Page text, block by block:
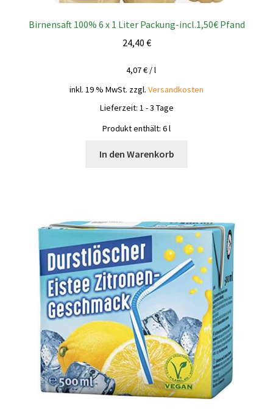
Birnensaft 100% 6 x 1 Liter Packung-incl.1,50€ Pfand
24,40 €
4,07€/l
inkl. 19 % MwSt. zzgl. Versandkosten
Lieferzeit: 1 - 3 Tage
Produkt enthält: 6l
In den Warenkorb